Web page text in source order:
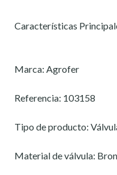
Características
Marca: Agrofer
Referencia: 103158
Tipo de producto:
Material de válvula: